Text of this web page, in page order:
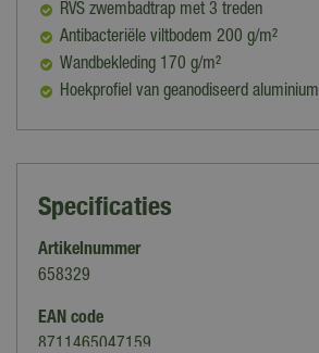
RVS zwembadtrap met 3 treden
Antibacteriële viltbodem 200 g/m²
Wandbekleding 170 g/m²
Hoekprofiel van geanodiseerd aluminium
Specificaties
Artikelnummer
658329
EAN code
8711465047159